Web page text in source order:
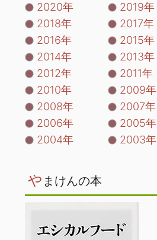
2020年
2019年
2018年
2017年
2016年
2015年
2014年
2013年
2012年
2011年
2010年
2009年
2008年
2007年
2006年
2005年
2004年
2003年
や まけんの本